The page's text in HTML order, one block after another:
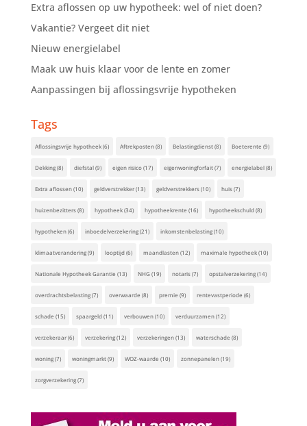
Extra aflossen op uw hypotheek: wel of niet doen?
Vakantie? Vergeet dit niet
Nieuw energielabel
Maak uw huis klaar voor de lente en zomer
Aanpassingen bij aflossingsvrije hypotheken
Tags
Aflossingsvrije hypotheek(6) Aftrekposten(8) Belastingdienst(8) Boeterente (9)
Dekking(8) diefstal(9) eigen risico(17) eigenwoningforfait(7) energielabel(8)
Extra aflossen(10) geldverstrekker(13) geldverstrekkers(10) huis(7)
huizenbezitters(8) hypotheek(34) hypotheekrente (16) hypotheekschuld(8)
hypotheken(6) inboedelverzekering(21) inkomstenbelasting(10)
klimaatverandering(9) looptijd(6) maandlasten(12) maximale hypotheek(10)
Nationale Hypotheek Garantie (13) NHG(19) notaris(7) opstalverzekering(14)
overdrachtsbelasting(7) overwaarde (8) premie (9) rentevastperiode (6)
schade (15) spaargeld(11) verbouwen(10) verduurzamen(12)
verzekeraar(6) verzekering(12) verzekeringen(13) waterschade (8)
woning(7) woningmarkt(9) WOZ-waarde (10) zonnepanelen(19)
zorgverzekering(7)